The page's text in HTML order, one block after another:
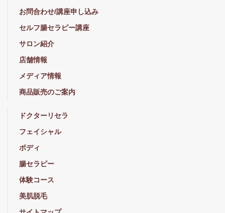
お問合わせ/講座申し込み
セルフ腸セラピー講座
サロン紹介
店舗情報
メディア情報
商品販売のご案内
ドクターリセラ
フェイシャル
ボディ
腸セラピー
体験コース
美肌脱毛